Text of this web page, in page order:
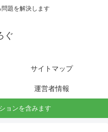
題を解決します
ぐ
サイトマップ
運営者情報
ョンを含みます